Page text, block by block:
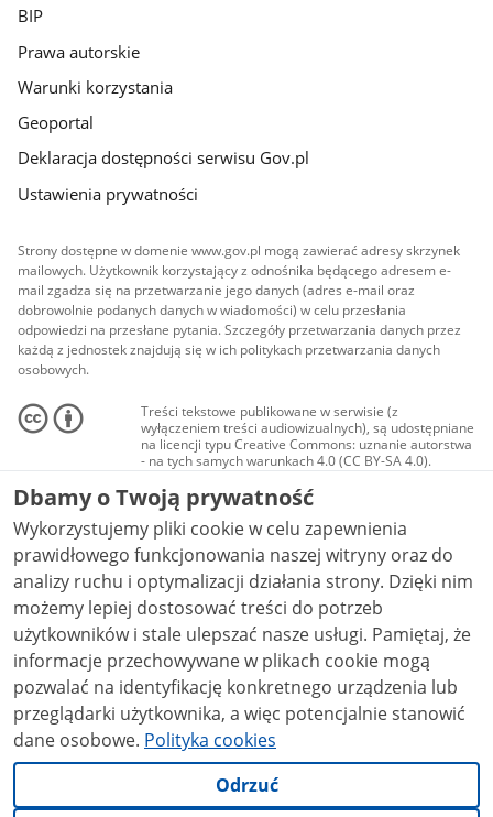
BIP
Prawa autorskie
Warunki korzystania
Geoportal
Deklaracja dostępności serwisu Gov.pl
Ustawienia prywatności
Strony dostępne w domenie www.gov.pl mogą zawierać adresy skrzynek
mailowych. Użytkownik korzystający z odnośnika będącego adresem e-
mail zgadza się na przetwarzanie jego danych (adres e-mail oraz
dobrowolnie podanych danych w wiadomości) w celu przesłania
odpowiedzi na przesłane pytania. Szczegóły przetwarzania danych przez
każdą z jednostek znajdują się w ich politykach przetwarzania danych
osobowych.
Treści tekstowe publikowane w serwisie (z
wyłączeniem treści audiowizualnych), są udostępniane
na licencji typu Creative Commons: uznanie autorstwa
- na tych samych warunkach 4.0 (CC BY-SA 4.0).
Materiały audiowizualne, w tym zdjęcia, materiały
audio i wideo, są udostępniane na licencji typu
Creative Commons: uznanie autorstwa użycie
niekomercyjne - bez utworów zależnych 4.0 (CC BY-
NC-ND 4.0), o ile nie jest to stwierdzone inaczej.
Dbamy o Twoją prywatność
Wykorzystujemy pliki cookie w celu zapewnienia
prawidłowego funkcjonowania naszej witryny oraz do
analizy ruchu i optymalizacji działania strony. Dzięki nim
możemy lepiej dostosować treści do potrzeb
użytkowników i stale ulepszać nasze usługi. Pamiętaj, że
informacje przechowywane w plikach cookie mogą
pozwalać na identyfikację konkretnego urządzenia lub
przeglądarki użytkownika, a więc potencjalnie stanowić
dane osobowe. Polityka cookies
Odrzuć